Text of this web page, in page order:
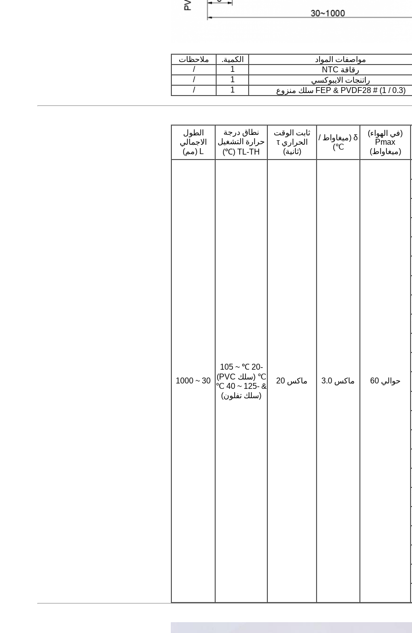
مواصفات المواد الكمية.
ملاحظات
رقاقة NTC 1
/
راتنجات الايبوكسي 1
/
FEP & PVDF28 # (1 / 0.3) سلك منزوع 1
/
(في الهواء)
Pmax
(ميغاواط)
δ (ميغاواط /
℃)
ثابت الوقت
الحراري τ
(ثانية)
نطاق درجة
حرارة التشغيل
TL-TH (℃)
الطول
الاجمالي
L (مم)
حوالي 60 ماكس 3.0 ماكس 20
-20 ℃ ~ 105
℃ (سلك PVC)
& -40 ~ 125 ℃
(سلك تفلون)
30 ~ 1000